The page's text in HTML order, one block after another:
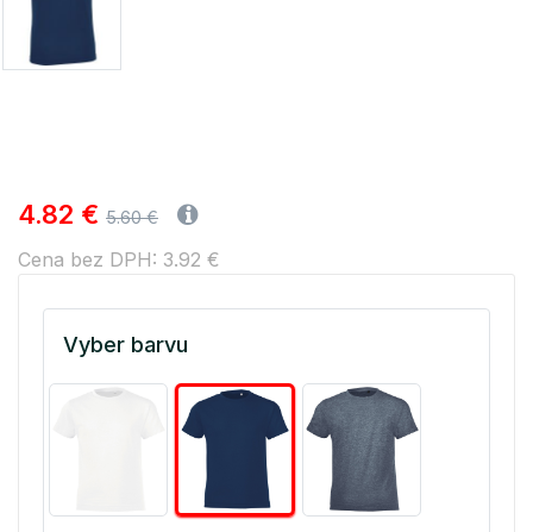
4.82 € 5.60 €
Cena bez DPH: 3.92 €
Vyber barvu